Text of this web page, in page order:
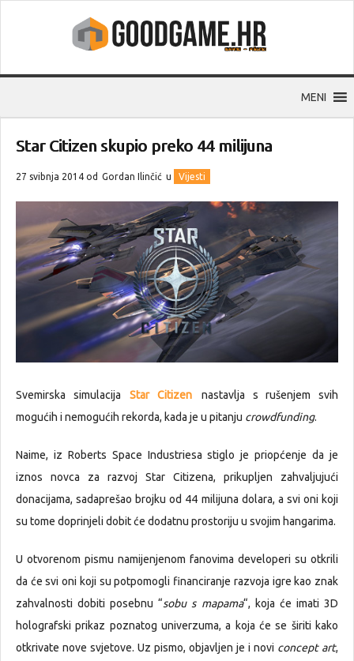
MENI
Star Citizen skupio preko 44 milijuna
27 svibnja 2014 od Gordan Ilinčić u Vijesti
Svemirska simulacija Star Citizen
nastavlja s rušenjem svih
mogućih i nemogućih rekorda, kada je u pitanju crowdfunding.
Naime, iz Roberts Space Industriesa stiglo je priopćenje da je
iznos novca za razvoj Star Citizena, prikupljen zahvaljujući
donacijama, sadaprešao brojku od 44 milijuna dolara, a svi oni koji
su tome doprinjeli dobit će dodatnu prostoriju u svojim hangarima.
U otvorenom pismu namijenjenom fanovima developeri su otkrili
da će svi oni koji su potpomogli financiranje razvoja igre kao znak
zahvalnosti dobiti posebnu “sobu s mapama“, koja će imati 3D
holografski prikaz poznatog univerzuma, a koja će se širiti kako
otkrivate nove svjetove. Uz pismo, objavljen je i novi concept art,